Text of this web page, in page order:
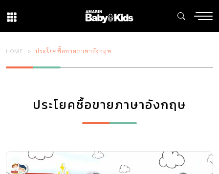
HOME ประโยคซื้อขายภาษาอังกฤษ
ประโยคซื้อขายภาษาอังกฤษ